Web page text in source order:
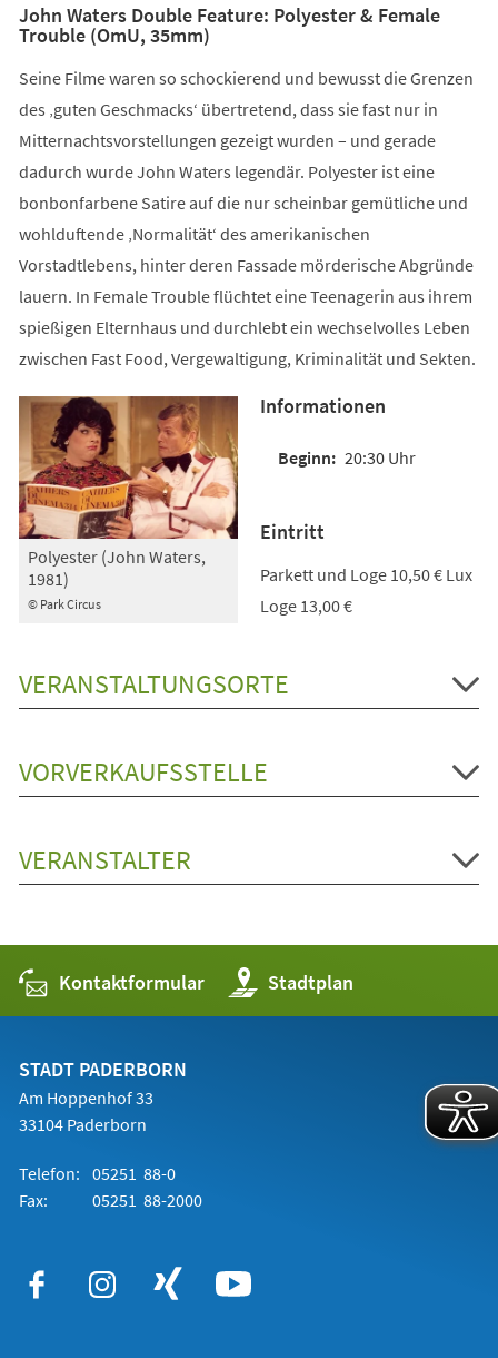
John Waters Double Feature: Polyester & Female
Trouble (OmU, 35mm)
Seine Filme waren so schockierend und bewusst die Grenzen
des ‚guten Geschmacks‘ übertretend, dass sie fast nur in
Mitternachtsvorstellungen gezeigt wurden – und gerade
dadurch wurde John Waters legendär. Polyester ist eine
bonbonfarbene Satire auf die nur scheinbar gemütliche und
wohlduftende ‚Normalität‘ des amerikanischen
Vorstadtlebens, hinter deren Fassade mörderische Abgründe
lauern. In Female Trouble flüchtet eine Teenagerin aus ihrem
spießigen Elternhaus und durchlebt ein wechselvolles Leben
zwischen Fast Food, Vergewaltigung, Kriminalität und Sekten.
© Park Circus
Polyester (John Waters,
1981)
Informationen
20:30 Uhr
Eintritt
Parkett und Loge 10,50 € Lux
Loge 13,00 €
VERANSTALTUNGSORTE
VORVERKAUFSSTELLE
VERANSTALTER
Kontaktformular Stadtplan
(Öffnet
in
einem
STADT PADERBORN
Am Hoppenhof 33
33104 Paderborn
Telefon: 05251 88-0
Fax:
05251 88-2000